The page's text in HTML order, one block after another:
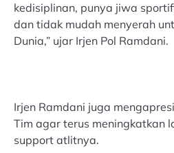
kedisiplinan, punya jiwa
dan tidak mudah menyerah
Dunia,” ujar Irjen Pol Ramdani.
Irjen Ramdani juga
Tim agar terus meningkatkan
support atlitnya.